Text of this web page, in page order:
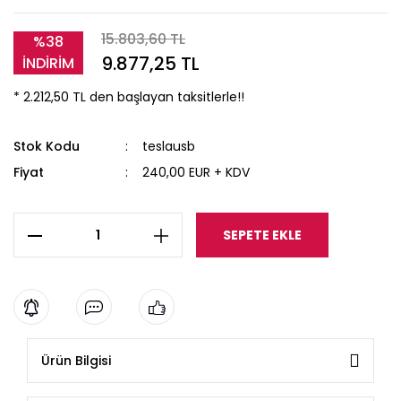
%38
İNDİRİM
15.803,60 TL
9.877,25 TL
* 2.212,50 TL den başlayan taksitlerle!!
Stok Kodu
teslausb
Fiyat
240,00 EUR + KDV
SEPETE EKLE
Ürün Bilgisi